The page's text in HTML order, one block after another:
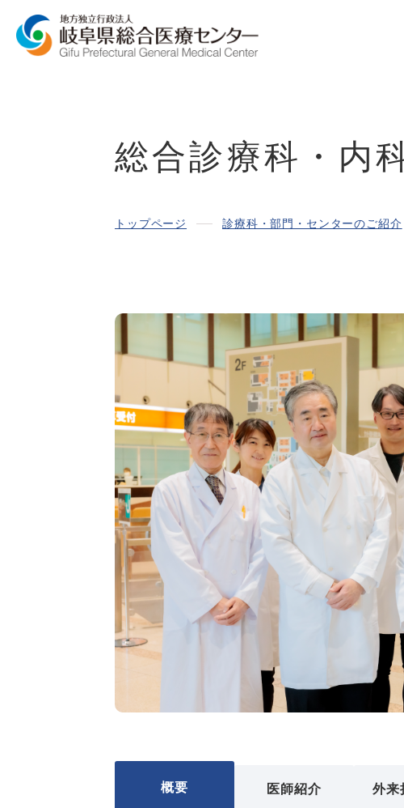
総合診療科・内
トップページ 診療科・部門・センターのご紹介
概要 医師紹介 外来